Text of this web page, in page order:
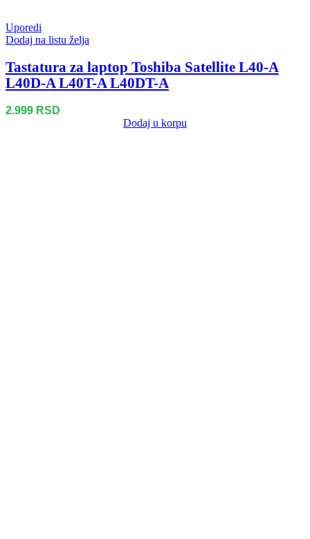
Uporedi
Dodaj na listu želja
Tastatura za laptop Toshiba Satellite L40-A
L40D-A L40T-A L40DT-A
2.999 RSD
Dodaj u korpu